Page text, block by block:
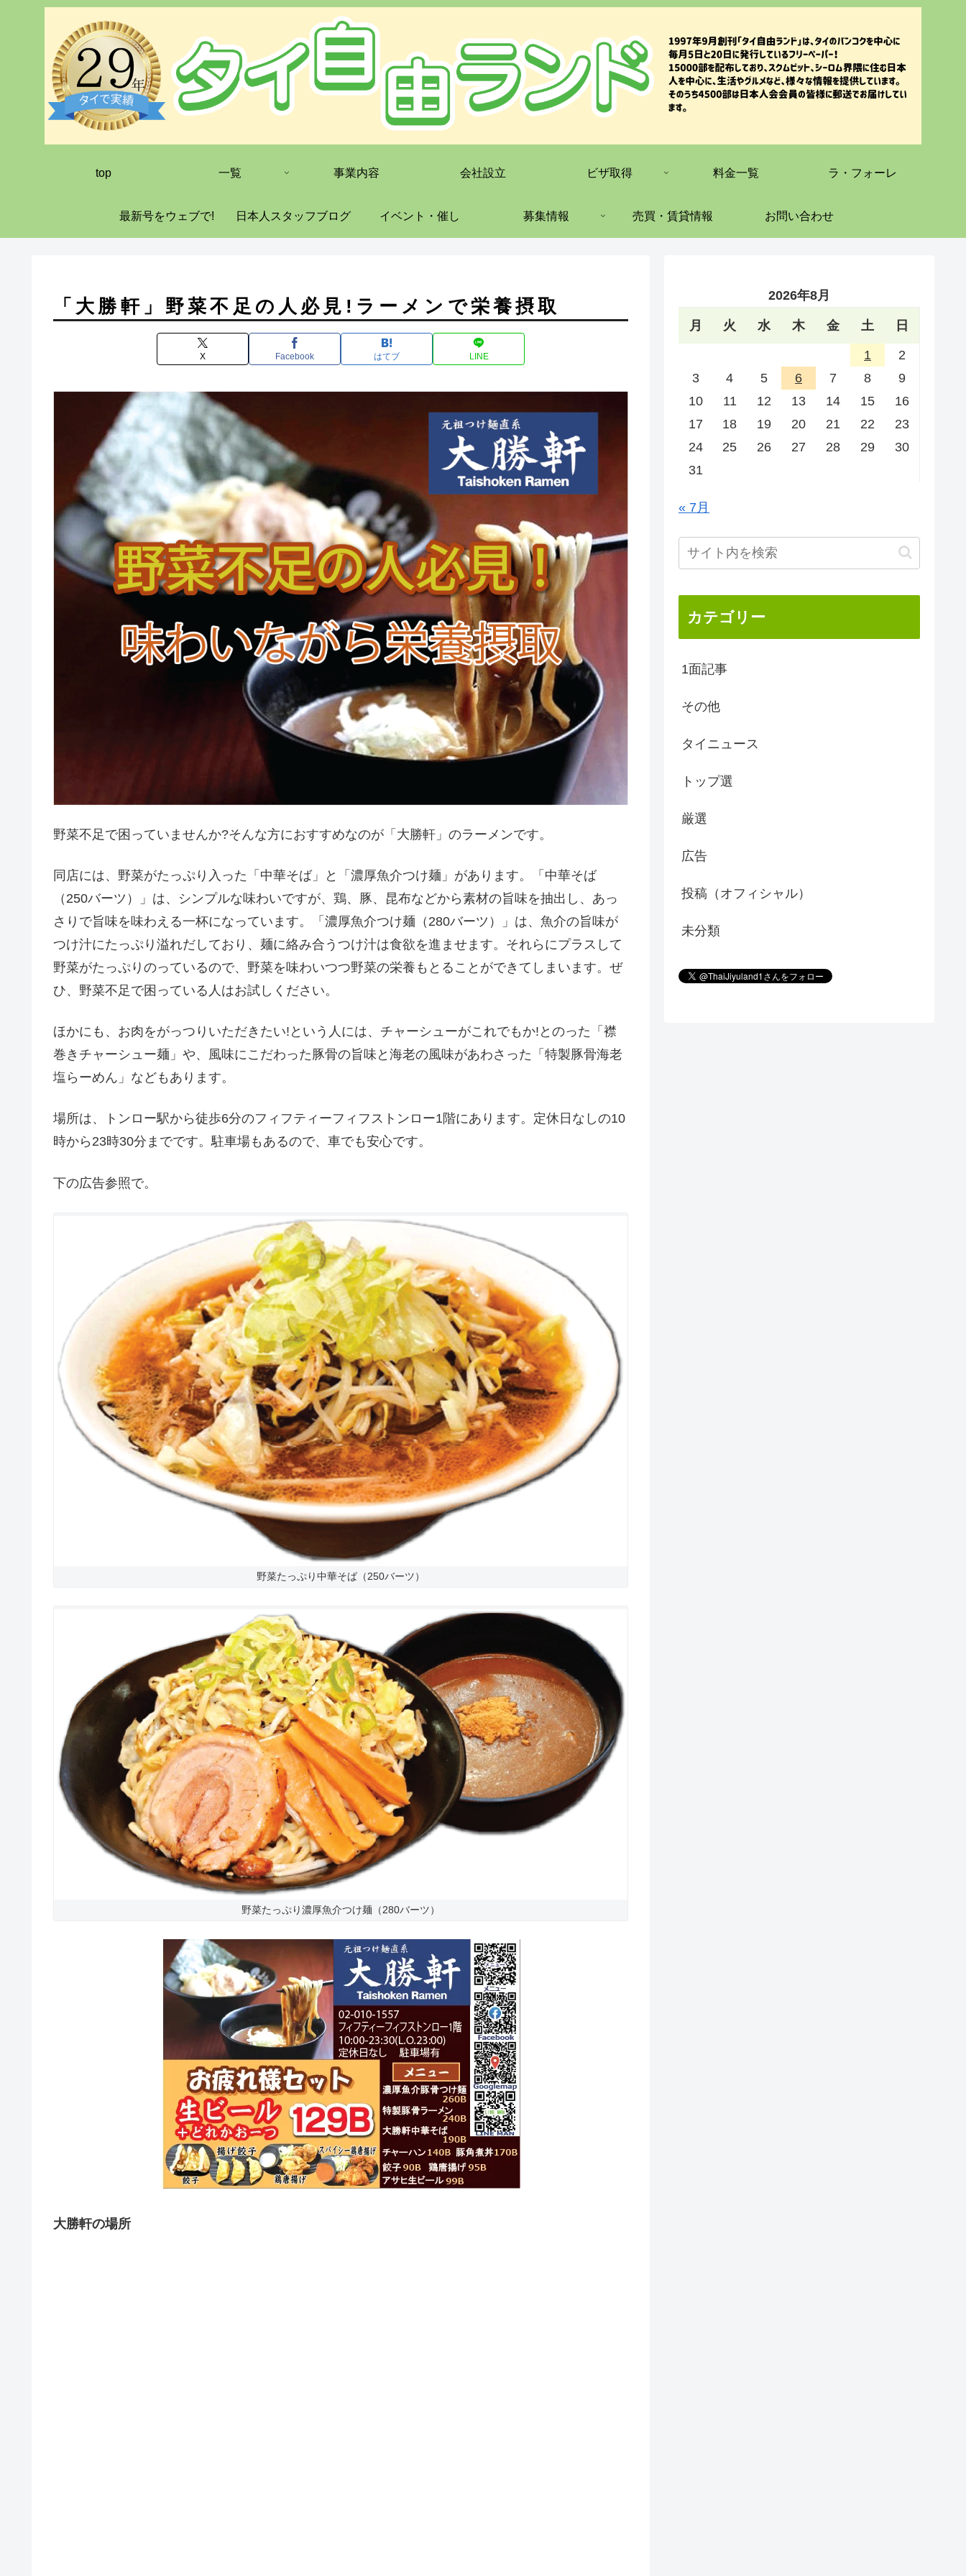
top 一覧 事業内容 会社設立 ビザ取得 料金一覧 ラ・フォーレ
最新号をウェブで! 日本人スタッフブログ イベント・催し 募集情報 売買・賃貸情報 お問い合わせ
「大勝軒」野菜不足の人必見!ラーメンで栄養摂取
X Facebook はてブ LINE
野菜不足で困っていませんか?そんな方におすすめなのが「大勝軒」のラーメンです。
同店には、野菜がたっぷり入った「中華そば」と「濃厚魚介つけ麺」があります。「中華そば
（250バーツ）」は、シンプルな味わいですが、鶏、豚、昆布などから素材の旨味を抽出し、あっ
さりで旨味を味わえる一杯になっています。「濃厚魚介つけ麺（280バーツ）」は、魚介の旨味が
つけ汁にたっぷり溢れだしており、麺に絡み合うつけ汁は食欲を進ませます。それらにプラスして
野菜がたっぷりのっているので、野菜を味わいつつ野菜の栄養もとることができてしまいます。ぜ
ひ、野菜不足で困っている人はお試しください。
ほかにも、お肉をがっつりいただきたい!という人には、チャーシューがこれでもか!とのった「襟
巻きチャーシュー麺」や、風味にこだわった豚骨の旨味と海老の風味があわさった「特製豚骨海老
塩らーめん」などもあります。
場所は、トンロー駅から徒歩6分のフィフティーフィフストンロー1階にあります。定休日なしの10
時から23時30分までです。駐車場もあるので、車でも安心です。
下の広告参照で。
野菜たっぷり中華そば（250バーツ）
野菜たっぷり濃厚魚介つけ麺（280バーツ）
大勝軒の場所
2026年8月
月 火 水 木 金 土 日
1
2
3
4 5 6 7 8
9
10
11 12 13 14 15
16
17
18 19 20 21 22
23
24
25 26 27 28 29
30
31
« 7月
カテゴリー
1面記事
その他
タイニュース
トップ選
厳選
広告
投稿（オフィシャル）
未分類